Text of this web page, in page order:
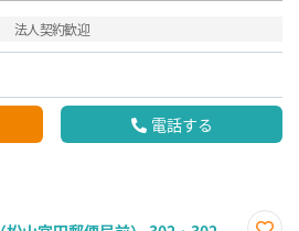
法人契約歓迎
電話する